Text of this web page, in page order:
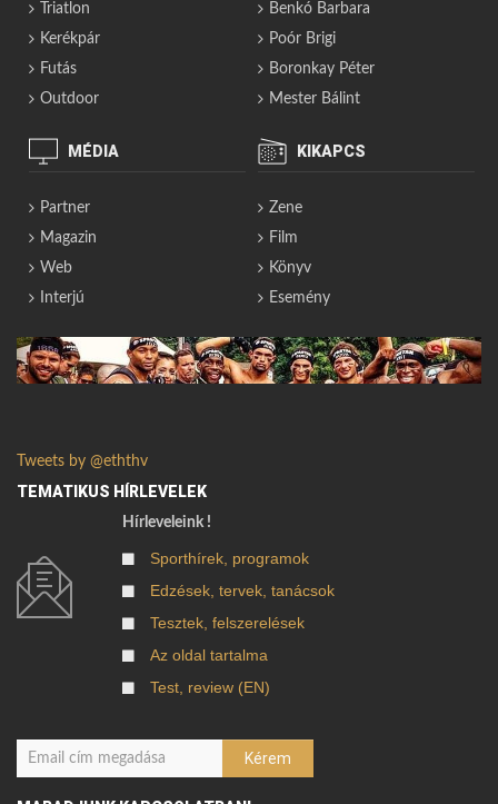
Triatlon
Kerékpár
Futás
Outdoor
Benkó Barbara
Poór Brigi
Boronkay Péter
Mester Bálint
MÉDIA
Partner
Magazin
Web
Interjú
KIKAPCS
Zene
Film
Könyv
Esemény
Tweets by @eththv
TEMATIKUS HÍRLEVELEK
Hírleveleink !
Sporthírek, programok
Edzések, tervek, tanácsok
Tesztek, felszerelések
Az oldal tartalma
Test, review (EN)